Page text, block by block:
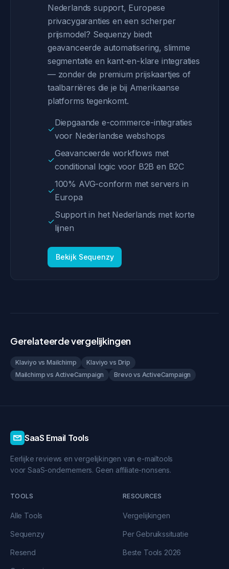
Nederlands support, Europese
privacygaranties en een scherper
prijsmodel? Sequenzy biedt
geavanceerde automatisering, slimme
segmentatie en kant-en-klare integraties
— zonder de premium prijskaartjes of
taalbarrières die je bij Amerikaanse
platforms tegenkomt.
✓
Diepgaande e-commerce-integraties
voor Nederlandse webshops
✓
Geavanceerde workflows met
conditional logic voor B2B en B2C
✓
100% AVG-conform met servers in
Europa
✓
Support in het Nederlands met korte
lijnen
Bekijk Sequenzy
Gerelateerde vergelijkingen
Klaviyo vs Mailchimp
Klaviyo vs Drip
Mailchimp vs ActiveCampaign
Brevo vs ActiveCampaign
SaaS Email Tools
Eerlijke reviews en vergelijkingen van e-mailtools
voor SaaS-ondernemers. Geen affiliate-nonsens.
TOOLS
Alle Tools
Sequenzy
Resend
RESOURCES
Vergelijkingen
Per Gebruikssituatie
Beste Tools 2026